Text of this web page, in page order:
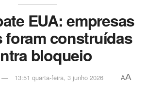
EUA: empresas
foram construídas
bloqueio
13:51 quarta-feira, 3 junho 2026 AA